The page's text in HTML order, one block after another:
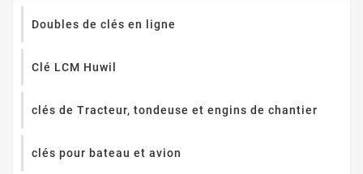
Doubles de clés en ligne
Clé LCM Huwil
clés de Tracteur, tondeuse et engins de chantier
clés pour bateau et avion